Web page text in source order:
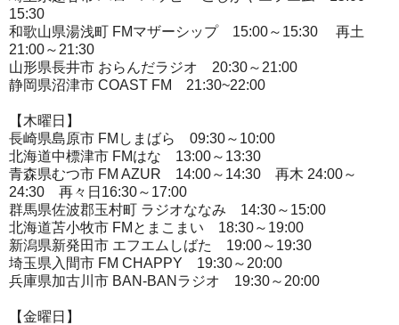
15:30
和歌山県湯浅町 FMマザーシップ 15:00～15:30 再土
21:00～21:30
山形県長井市 おらんだラジオ 20:30～21:00
静岡県沼津市 COAST FM 21:30~22:00
【木曜日】
長崎県島原市 FMしまばら 09:30～10:00
北海道中標津市 FMはな 13:00～13:30
青森県むつ市 FM AZUR 14:00～14:30 再木 24:00～
24:30 再々日16:30～17:00
群馬県佐波郡玉村町 ラジオななみ 14:30～15:00
北海道苫小牧市 FMとまこまい 18:30～19:00
新潟県新発田市 エフエムしばた 19:00～19:30
埼玉県入間市 FM CHAPPY 19:30～20:00
兵庫県加古川市 BAN-BANラジオ 19:30～20:00
【金曜日】